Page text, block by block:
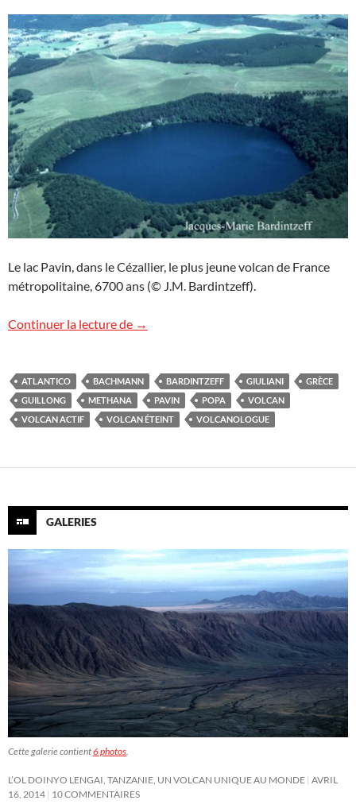
Le lac Pavin, dans le Cézallier, le plus jeune volcan de France
métropolitaine, 6700 ans (© J.M. Bardintzeff).
Continuer la lecture de Volcan actif ? Volcan éteint ?
→
ATLANTICO BACHMANN BARDINTZEFF GIULIANI
GRÈCE
GUILLONG
METHANA PAVIN POPA
VOLCAN
VOLCAN ACTIF
VOLCAN ÉTEINT VOLCANOLOGUE
GALERIES
Cette galerie contient6 photos.
L’OL DOINYO LENGAI, TANZANIE, UN VOLCAN UNIQUE AU MONDE AVRIL
16, 2014 10 COMMENTAIRES